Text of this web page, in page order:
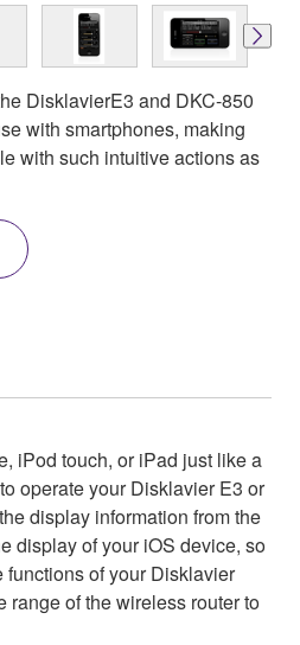
DisklavierE3 and DKC-850
with smartphones, making
with such intuitive actions as
iPod touch, or iPad just like a
operate your Disklavier E3 or
display information from the
display of your iOS device, so
of your Disklavier
range of the wireless router to